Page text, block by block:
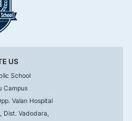
US
School
Campus
Valan Hospital
Dist. Vadodara,